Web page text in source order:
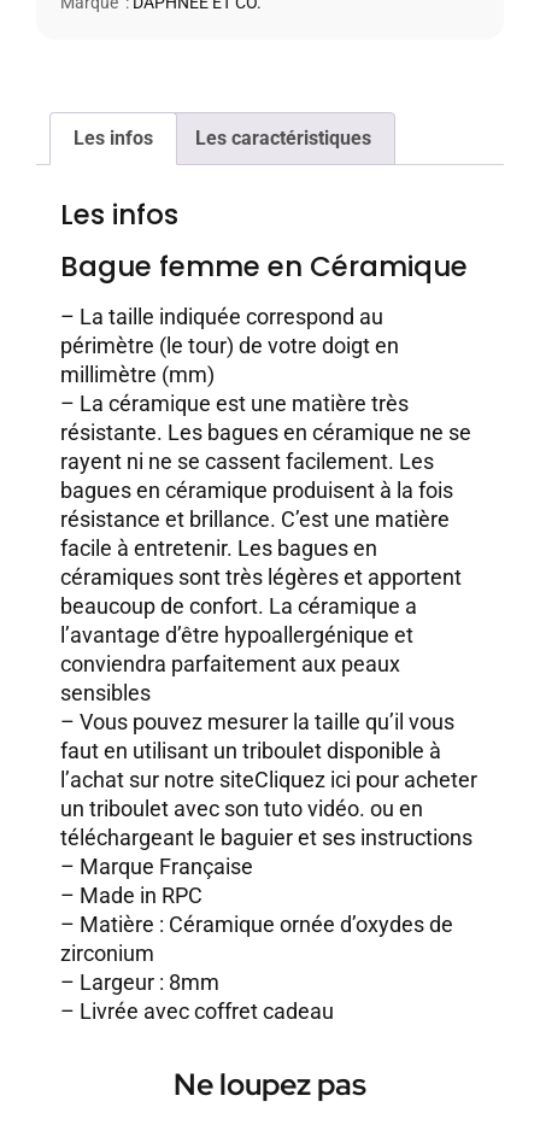
Les infos Les caractéristiques
Les infos
Bague femme en Céramique
– La taille indiquée correspond au
périmètre (le tour) de votre doigt en
millimètre (mm)
– La céramique est une matière très
résistante. Les bagues en céramique ne se
rayent ni ne se cassent facilement. Les
bagues en céramique produisent à la fois
résistance et brillance. C’est une matière
facile à entretenir. Les bagues en
céramiques sont très légères et apportent
beaucoup de confort. La céramique a
l’avantage d’être hypoallergénique et
conviendra parfaitement aux peaux
sensibles
– Vous pouvez mesurer la taille qu’il vous
faut en utilisant un triboulet disponible à
l’achat sur notre siteCliquez ici pour acheter
un triboulet avec son tuto vidéo. ou en
téléchargeant le baguier et ses instructions
– Marque Française
– Made in RPC
– Matière : Céramique ornée d’oxydes de
zirconium
– Largeur : 8mm
– Livrée avec coffret cadeau
Ne loupez pas